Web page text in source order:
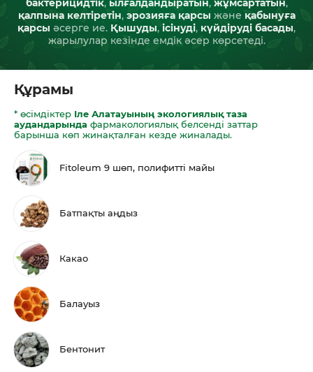
бактерицидтік, ылғалдандыратын, жұмсартатын,
қалпына келтіретін, эрозияға қарсы және қабынуға
қарсы әсерге ие. Қышуды, ісінуді, күйдіруді басады,
жарылулар кезінде емдік әсер көрсетеді.
Құрамы
* өсімдіктер Іле Алатауының экологиялық таза
аудандарында фармакологиялық белсенді заттар
барынша көп жинақталған кезде жиналады.
Fitoleum 9 шөп, полифиттi майы
Батпақты аңдыз
Какао
Балауыз
Бентонит